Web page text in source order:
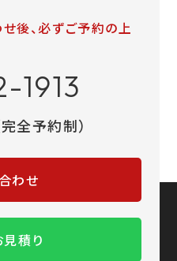
後、必ずご予約の上
1913
全予約制）
わせ
積り